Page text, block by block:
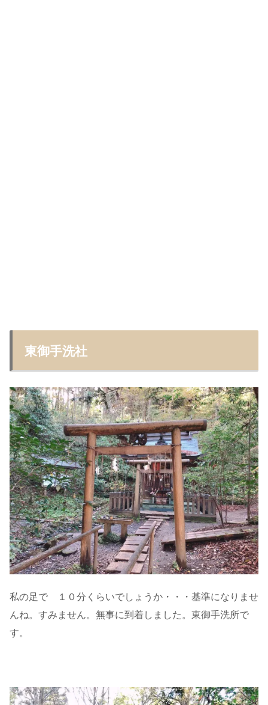
東御手洗社
私の足で １０分くらいでしょうか・・・基準になりませ
んね。すみません。無事に到着しました。東御手洗所で
す。